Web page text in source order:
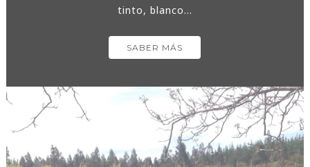
tinto, blanco...
SABER MÁS